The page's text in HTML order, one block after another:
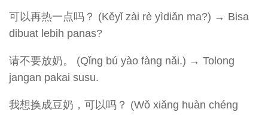
可以再热一点吗？ (Kěyǐ zài rè yìdiǎn ma?) → Bisa
dibuat lebih panas?
请不要放奶。 (Qǐng bú yào fàng nǎi.) → Tolong
jangan pakai susu.
我想换成豆奶，可以吗？ (Wǒ xiǎng huàn chéng